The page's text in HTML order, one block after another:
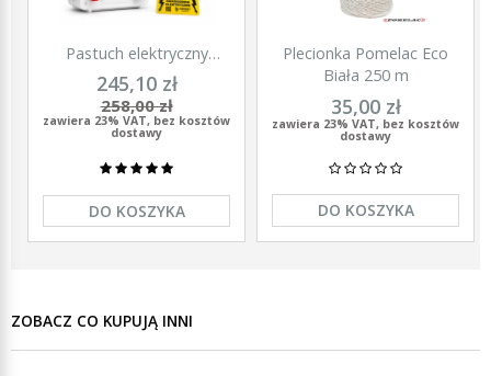
Pastuch elektryczny
polski elektryzator
uniwersalny Agronet AS-
1100 12V/230
245,10 zł
258,00 zł
zawiera 23% VAT, bez kosztów
dostawy
DO KOSZYKA
Plecionka Pomelac Eco
Biała 250 m
35,00 zł
zawiera 23% VAT, bez kosztów
dostawy
DO KOSZYKA
ZOBACZ CO KUPUJĄ INNI